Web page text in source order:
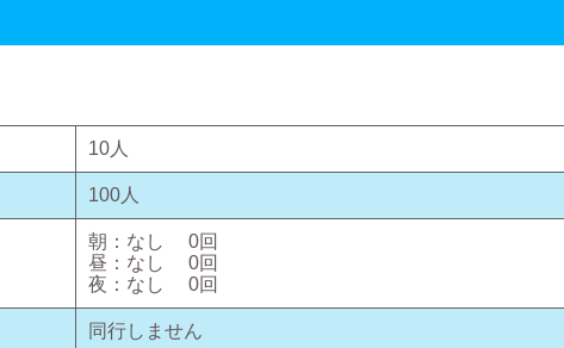
10 人
100 人
朝： なし 0回
昼： なし 0回
夜： なし 0回
同行しません